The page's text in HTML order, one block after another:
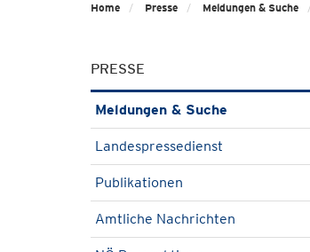
Home Presse Meldungen & Suche
PRESSE
Meldungen & Suche
Landespressedienst
Publikationen
Amtliche Nachrichten